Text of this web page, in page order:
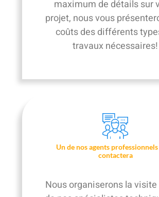
maximum de détails sur
projet, nous vous
coûts des différents
travaux nécessaires!
Un de nos agents
contactera
Nous organiserons la visite